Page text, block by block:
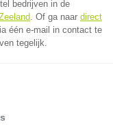
bedrijven in de
. Of ga naar direct
één e-mail in contact te
tegelijk.